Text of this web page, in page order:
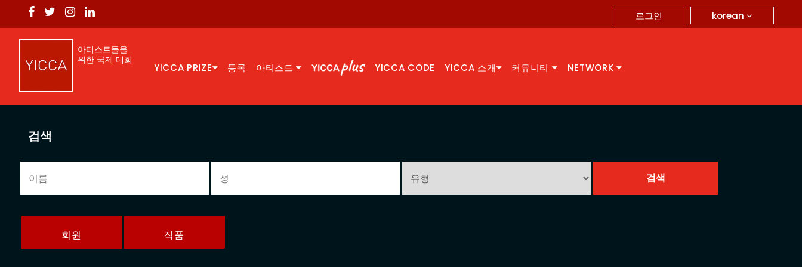
korean
로그인
아티스트들을
위한 국제 대회
YICCA PRIZE 등록 아티스트 YICCA CODE YICCA 소개 커뮤니티 NETWORK
검색
회원 작품